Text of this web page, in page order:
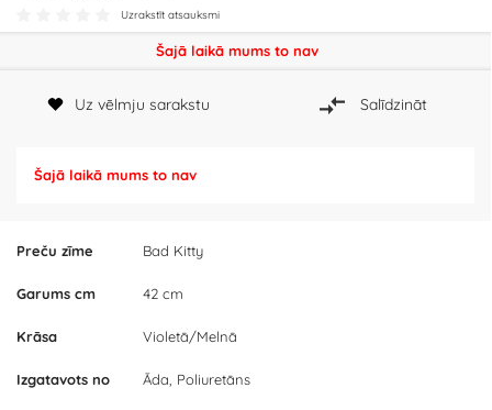
Uzrakstīt atsauksmi
Preču zīme Bad Kitty
Garums cm 42 cm
Krāsa Violetā/Melnā
Izgatavots no Āda, Poliuretāns
Šajā laikā mums to nav
Uz vēlmju sarakstu Salīdzināt
Šajā laikā mums to nav